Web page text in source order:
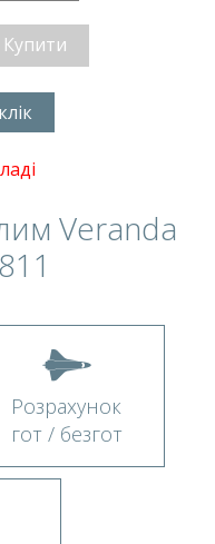
Купити
Veranda
Розрахунок
гот / безгот